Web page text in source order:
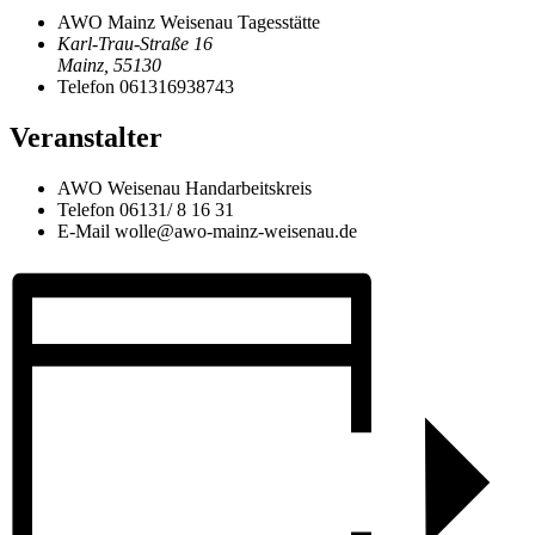
AWO Mainz Weisenau Tagesstätte
Karl-Trau-Straße 16
Mainz 55130
Telefon 061316938743
Veranstalter
AWO Weisenau Handarbeitskreis
Telefon 06131/ 8 16 31
E-Mail wolle@awo-mainz-weisenau.de